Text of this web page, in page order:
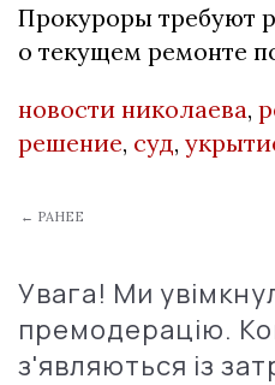
Прокуроры требуют
о текущем ремонте
новости николаева,
решение, суд,
← РАНЕЕ
Увага! Ми
премодерацію.
з'являються із